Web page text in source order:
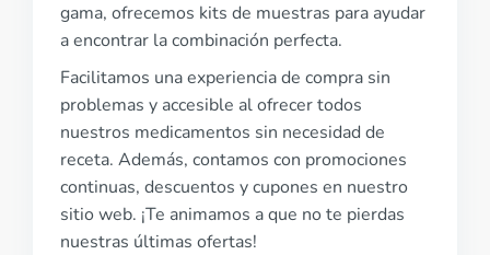
gama, ofrecemos kits de muestras para ayudar
a encontrar la combinación perfecta.
Facilitamos una experiencia de compra sin
problemas y accesible al ofrecer todos
nuestros medicamentos sin necesidad de
receta. Además, contamos con promociones
continuas, descuentos y cupones en nuestro
sitio web. ¡Te animamos a que no te pierdas
nuestras últimas ofertas!